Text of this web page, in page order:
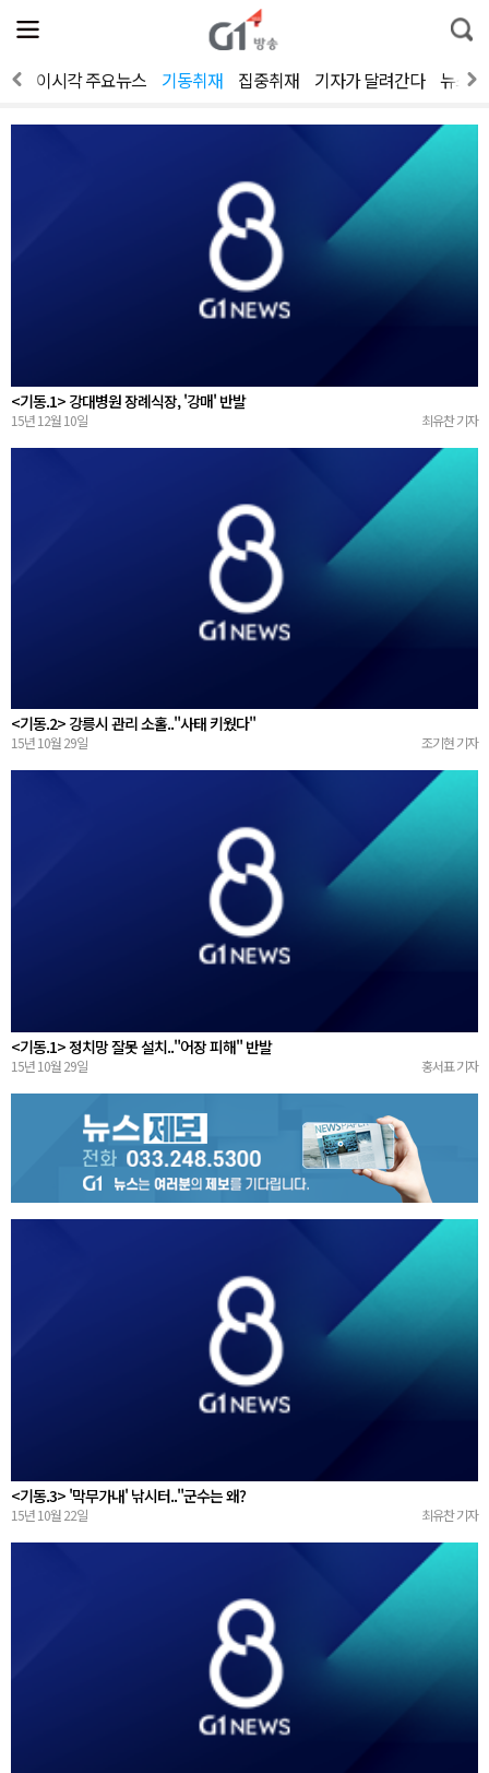
전
체
뉴
열
통
합
색
기 이시각 주요뉴스 기동취재 집중취재 기자가 달려간다 뉴스人
<기동.1> 강대병원 장례식장, '강매' 반발
15년 12월 10일 최유찬 기자
<기동.2> 강릉시 관리 소홀.."사태 키웠다"
15년 10월 29일 조기현 기자
<기동.1> 정치망 잘못 설치.."어장 피해" 반발
15년 10월 29일 홍서표 기자
<기동.3> '막무가내' 낚시터.."군수는 왜?
15년 10월 22일 최유찬 기자